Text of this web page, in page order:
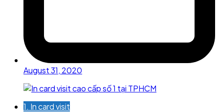
August 31, 2020
1. In card visit